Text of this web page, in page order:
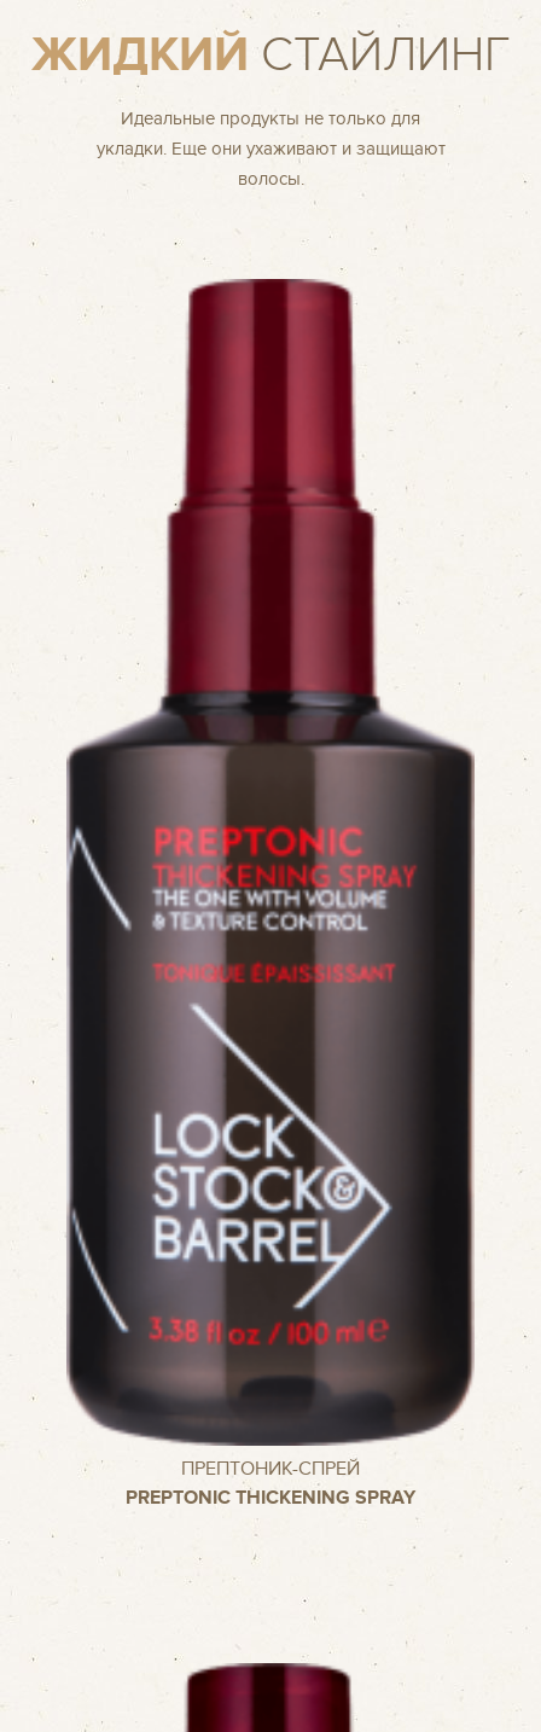
ЖИДКИЙСТАЙЛИНГ
Идеальные продукты не только для
укладки. Еще они ухаживают и защищают
волосы.
ПРЕПТОНИК-СПРЕЙ
PREPTONIC THICKENING SPRAY